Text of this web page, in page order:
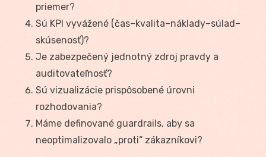
priemer?
Sú KPI vyvážené (čas–kvalita–náklady–súlad–
skúsenosť)?
Je zabezpečený jednotný zdroj pravdy a
auditovateľnosť?
Sú vizualizácie prispôsobené úrovni
rozhodovania?
Máme definované guardrails, aby sa
neoptimalizovalo „proti“ zákazníkovi?